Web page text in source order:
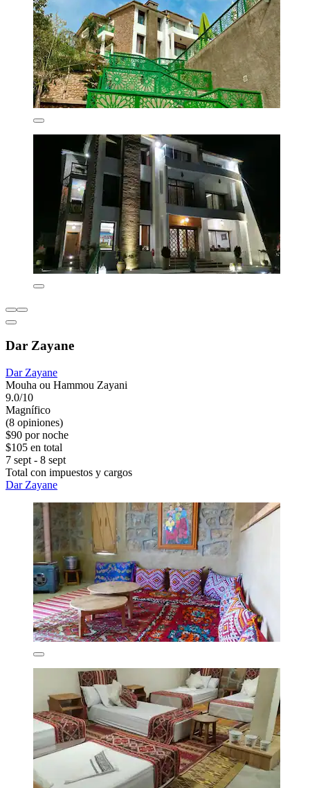
Dar Zayane
Dar Zayane
Mouha ou Hammou Zayani
9.0/10
Magnífico
(8 opiniones)
$90 por noche
$105 en total
7 sept - 8 sept
Total con impuestos y cargos
Dar Zayane